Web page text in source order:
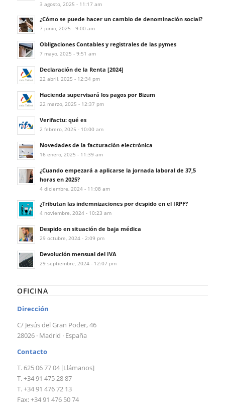
3 agosto, 2025 - 11:17 am
¿Cómo se puede hacer un cambio de denominación social?
7 junio, 2025 - 9:00 am
Obligaciones Contables y registrales de las pymes
7 mayo, 2025 - 9:51 am
Declaración de la Renta [2024]
22 abril, 2025 - 12:34 pm
Hacienda supervisará los pagos por Bizum
22 marzo, 2025 - 12:37 pm
Verifactu: qué es
2 febrero, 2025 - 10:00 am
Novedades de la facturación electrónica
16 enero, 2025 - 11:39 am
¿Cuando empezará a aplicarse la jornada laboral de 37,5
horas en 2025?
4 diciembre, 2024 - 11:08 am
¿Tributan las indemnizaciones por despido en el IRPF?
4 noviembre, 2024 - 10:23 am
Despido en situación de baja médica
29 octubre, 2024 - 2:09 pm
Devolución mensual del IVA
29 septiembre, 2024 - 12:07 pm
OFICINA
Dirección
C/ Jesús del Gran Poder, 46
28026 · Madrid · España
Contacto
T. 625 06 77 04 [Llámanos]
T. +34 91 475 28 87
T. +34 91 476 72 13
Fax: +34 91 476 50 74